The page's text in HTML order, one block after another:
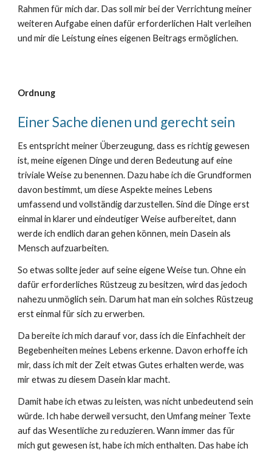
Rahmen für mich dar. Das soll mir bei der Verrichtung meiner
weiteren Aufgabe einen dafür erforderlichen Halt verleihen
und mir die Leistungeines eigenen Beitrags ermöglichen.
Ordnung
Einer Sache dienen und gerecht sein
Es entspricht meiner Überzeugung, dass es richtig gewesen
ist, meine eigenen Dinge und deren Bedeutung auf eine
triviale Weise zu benennen. Dazu habe ich die Grundformen
davon bestimmt, um diese Aspekte meines Lebens
umfassend und vollständig darzustellen. Sind die Dinge erst
einmal in klarer und eindeutiger Weise aufbereitet, dann
werde ich endlich daran gehen können, mein Dasein als
Mensch aufzuarbeiten.
So etwas sollte jeder auf seine eigene Weise tun. Ohne ein
dafür erforderliches Rüstzeug zu besitzen, wird das jedoch
nahezu unmöglich sein. Darum hat man ein solches Rüstzeug
erst einmal für sich zu erwerben.
Da bereite ich mich darauf vor, dass ich die Einfachheit der
Begebenheiten meines Lebens erkenne. Davon erhoffe ich
mir, dass ich mit der Zeit etwas Gutes erhalten werde, was
mir etwas zu diesem Dasein klar macht.
Damit habe ich etwas zu leisten, was nicht unbedeutend sein
würde. Ich habe derweil versucht, den Umfang meiner Texte
auf das Wesentliche zu reduzieren. Wann immer das für
mich gut gewesen ist, habe ich mich enthalten. Das habe ich